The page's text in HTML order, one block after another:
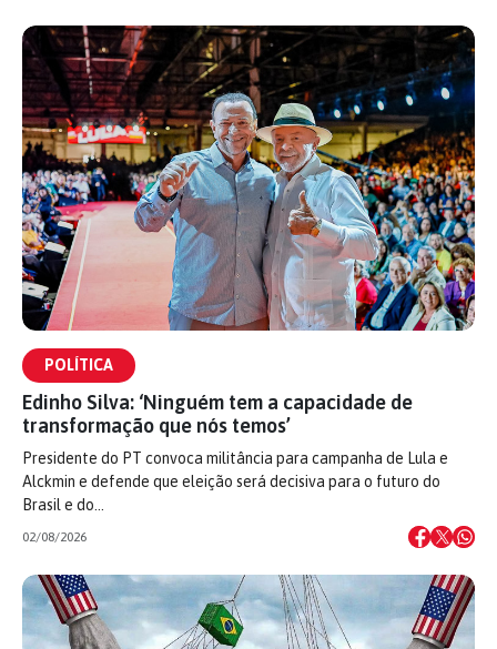
POLÍTICA
Edinho Silva: ‘Ninguém tem a capacidade de
transformação que nós temos’
Presidente do PT convoca militância para campanha de Lula e
Alckmin e defende que eleição será decisiva para o futuro do
Brasil e do…
02/08/2026